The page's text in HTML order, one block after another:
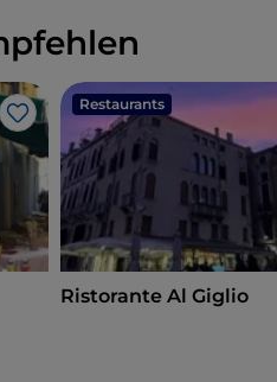
Like
Restaurants
Ristorante Al Giglio